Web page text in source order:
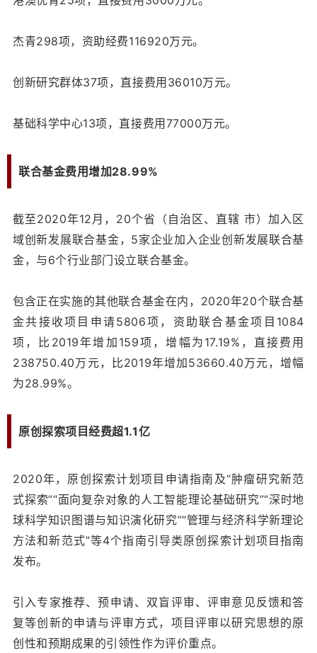
杰青298项，资助经费116920万元。
创新研究群体37项，直接费用36010万元。
基础科学中心13项，直接费用77000万元。
联合基金费用增加28.99%
截至2020年12月，20个省（自治区、直辖 市）加入区
域创新发展联合基金，5家企业加入企业创新发展联合基
金，与6个行业部门设立联合基金。
包含正在实施的其他联合基金在内，2020年20个联合基
金共接收项目申请5806项，资助联合基金项目1084
项，比2019年增加159项，增幅为17.19%，直接费用
238750.40万元，比2019年增加53660.40万元，增幅
为28.99%。
原创探索项目经费超1.1亿
2020年，原创探索计划项目申请指南及“肿瘤研究新范
式探索”“面向复杂对象的人工智能理论基础研究”“深时地
球科学知识图谱与知识演化研究”“管理与经济科学新理论
方法和新范式”等4个指南引导类原创探索计划项目指南
发布。
引入专家推荐、预申请、双盲评审、评审意见反馈和答
复等创新的申请与评审方式，项目评审以研究思想的原
创性和预期成果的引领性作为评价重点。